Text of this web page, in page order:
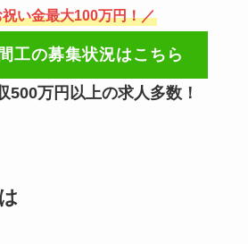
い金最大100万円！／
工の募集状況はこちら
500万円以上の求人多数！